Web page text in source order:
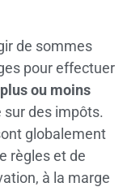
de sommes
pour effectuer
ou moins
sur des impôts.
globalement
règles et de
à la marge